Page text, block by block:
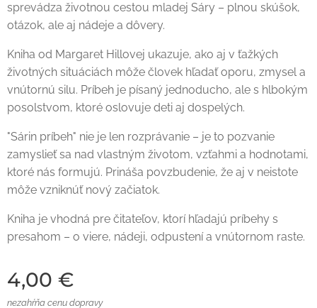
sprevádza životnou cestou mladej Sáry – plnou skúšok,
otázok, ale aj nádeje a dôvery.
Kniha od Margaret Hillovej ukazuje, ako aj v ťažkých
životných situáciách môže človek hľadať oporu, zmysel a
vnútornú silu. Príbeh je písaný jednoducho, ale s hlbokým
posolstvom, ktoré oslovuje deti aj dospelých.
"Sárin príbeh" nie je len rozprávanie – je to pozvanie
zamyslieť sa nad vlastným životom, vzťahmi a hodnotami,
ktoré nás formujú. Prináša povzbudenie, že aj v neistote
môže vzniknúť nový začiatok.
Kniha je vhodná pre čitateľov, ktorí hľadajú príbehy s
presahom – o viere, nádeji, odpustení a vnútornom raste.
4,00 €
nezahŕňa cenu dopravy